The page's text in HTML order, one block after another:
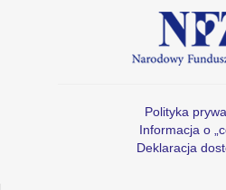
Polityka
Informacja o
Deklaracja